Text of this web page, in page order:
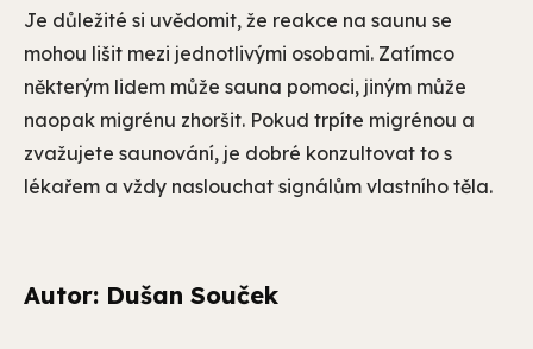
Je důležité si uvědomit, že reakce na saunu se
mohou lišit mezi jednotlivými osobami. Zatímco
některým lidem může sauna pomoci, jiným může
naopak migrénu zhoršit. Pokud trpíte migrénou a
zvažujete saunování, je dobré konzultovat to s
lékařem a vždy naslouchat signálům vlastního těla.
Autor: Dušan Souček